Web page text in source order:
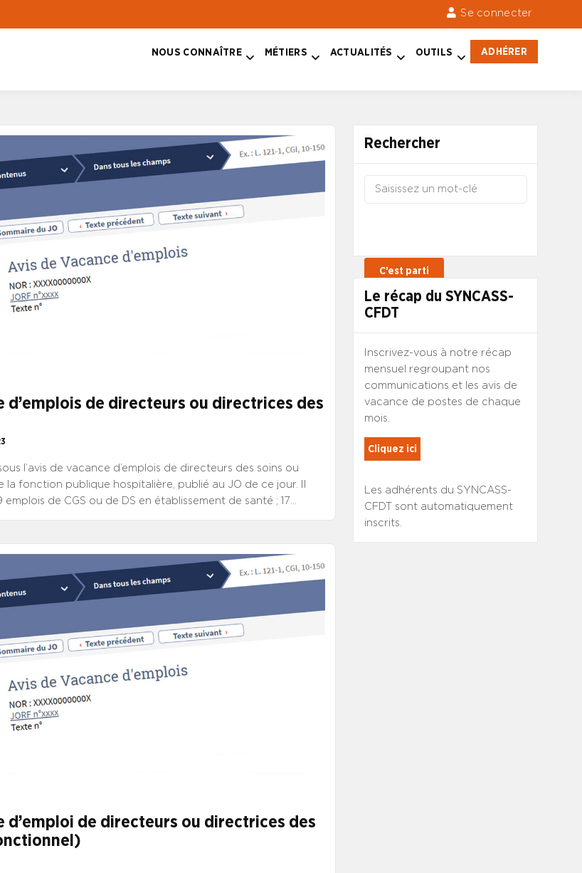
Se connecter
NOUS CONNAÎTRE MÉTIERS ACTUALITÉS OUTILS ADHÉRER
d’emplois de directeurs ou directrices des
l’avis de vacance d’emplois de directeurs des soins ou
la fonction publique hospitalière, publié au JO de ce jour. Il
emplois de CGS ou de DS en établissement de santé ; 17
d’emploi de directeurs ou directrices des
Rechercher
Le récap du SYNCASS-
CFDT
Inscrivez-vous à notre récap
mensuel regroupant nos
communications et les avis de
vacance de postes de chaque
mois.
Cliquez ici
Les adhérents du SYNCASS-
CFDT sont automatiquement
inscrits.